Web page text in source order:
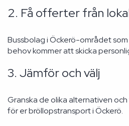
2. Få offerter från
Bussbolag i Öckerö-området
behov kommer att skicka
3. Jämför och välj
Granska de olika alternativen
för er bröllopstransport i Öckerö.